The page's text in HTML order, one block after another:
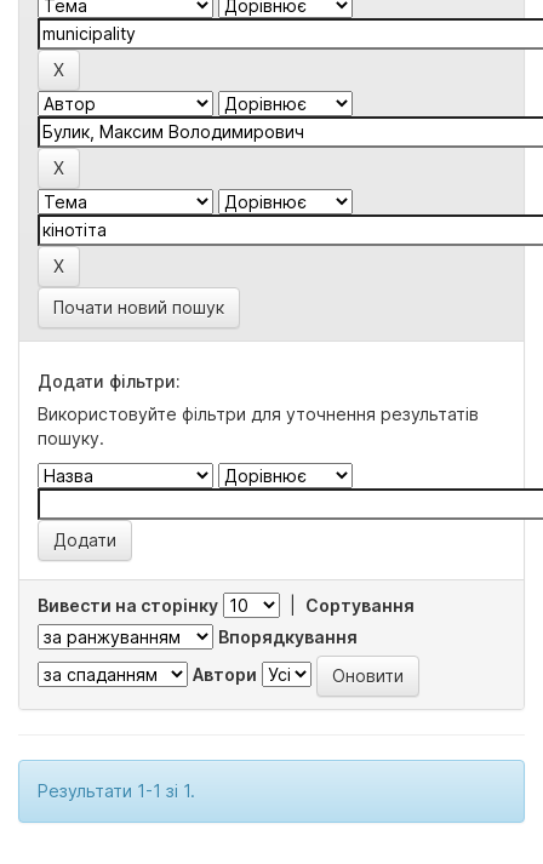
Почати новий пошук
Додати фільтри:
Використовуйте фільтри для уточнення результатів
пошуку.
Вивести на сторінку
Сортування
Впорядкування
Автори
Результати 1-1 зі 1.